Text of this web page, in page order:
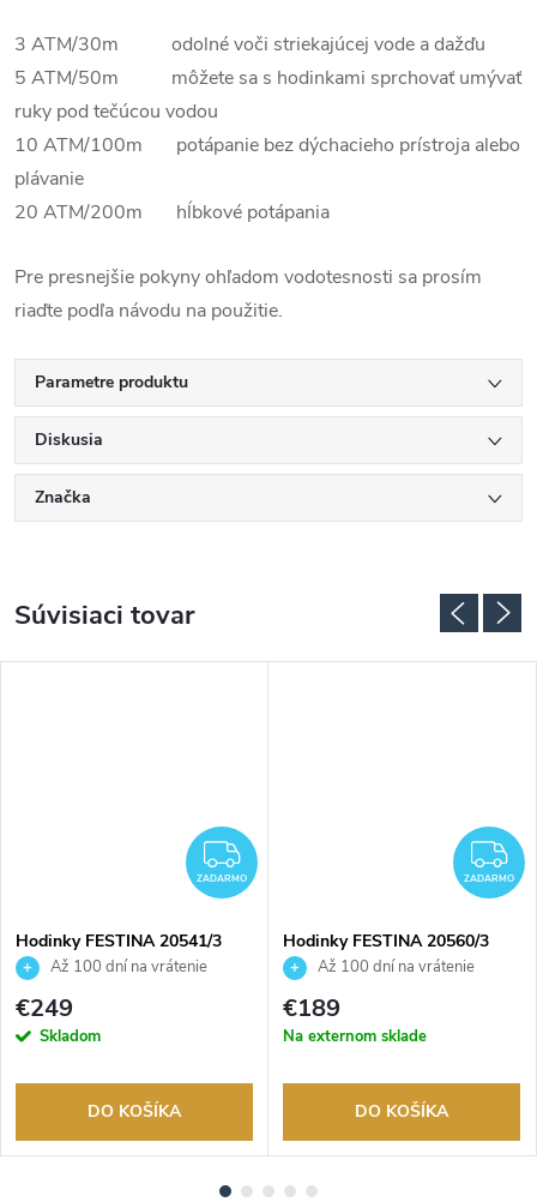
3 ATM/30m odolné voči striekajúcej vode a dažďu
5 ATM/50m môžete sa s hodinkami sprchovať umývať
ruky pod tečúcou vodou
10 ATM/100m potápanie bez dýchacieho prístroja alebo
plávanie
20 ATM/200m hĺbkové potápania
Pre presnejšie pokyny ohľadom vodotesnosti sa prosím
riaďte podľa návodu na použitie.
Parametre produktu
Diskusia
Značka
Súvisiaci tovar
ZADARMO
ZADARMO
Hodinky FESTINA 20541/3
Až 100 dní na vrátenie
tovaru. Autorizovaný predajca.
€249
Skladom
DO KOŠÍKA
ZADARMO
Hodinky FESTINA 20560/3
Až 100 dní na vrátenie
tovaru. Autorizovaný predajca.
€189
Na externom sklade
DO KOŠÍKA